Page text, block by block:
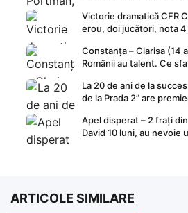
Victorie dramatică CFR
erou, doi jucători, nota 4
Constanța – Clarisa (14
Românii au talent. Ce
La 20 de ani de la
de la Prada 2” are
Apel disperat – 2 frați
David 10 luni, au nevoie
ARTICOLE SIMILARE